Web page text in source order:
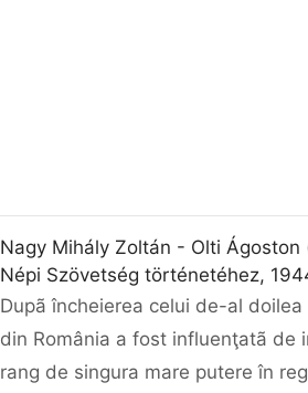
Nagy Mihály Zoltán - Olti
Népi Szövetség történetéhez,
Dupã încheierea celui de-al
din România a fost influenţatã de
rang de singura mare putere în